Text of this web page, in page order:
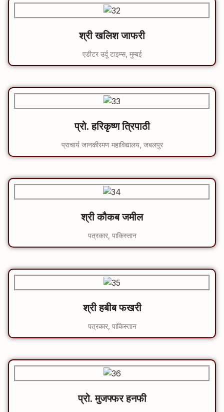
श्री खलिश जाफरी
एडीटर उर्दू टाइम्स, मुम्बई
प्रो. हरिकृष्ण त्रिपाठी
प्राचार्य जानकीरमण महाविद्यालय, जबलपुर
श्री कौकब जमील
पत्रकार, पाकिस्तान
श्री हबीब फखरी
पत्रकार, पाकिस्तान
प्रो. मुजफ्फर हनफी